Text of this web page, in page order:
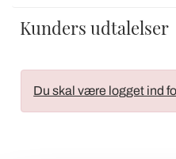
Kunders udtalelser
Du skal være logget ind